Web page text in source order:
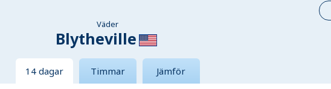
Väder
Blytheville
14 dagar Timmar Jämför